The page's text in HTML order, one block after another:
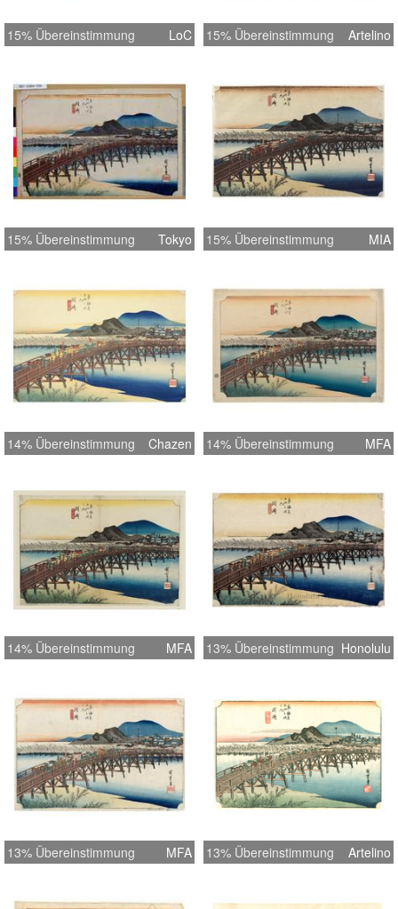
15% Übereinstimmung LoC 15% Übereinstimmung Artelino
15% Übereinstimmung Tokyo 15% Übereinstimmung MIA
14% Übereinstimmung Chazen 14% Übereinstimmung MFA
14% Übereinstimmung MFA 13% Übereinstimmung Honolulu
13% Übereinstimmung MFA 13% Übereinstimmung Artelino